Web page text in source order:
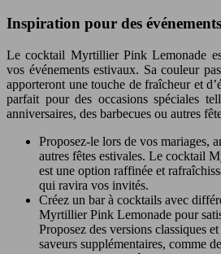
Inspiration pour des événements
Le cocktail Myrtillier Pink Lemonade
vos événements estivaux. Sa couleur
apporteront une touche de fraîcheur et
parfait pour des occasions spéciales
anniversaires, des barbecues ou autres
Proposez-le lors de vos mariages,
autres fêtes estivales. Le cocktail
est une option raffinée et
qui ravira vos invités.
Créez un bar à cocktails avec
Myrtillier Pink Lemonade pour
Proposez des versions classiques
saveurs supplémentaires, comme